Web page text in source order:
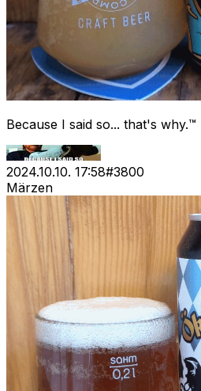
Because I said so... that's why.™
2024.10.10. 17:58#3800
Märzen